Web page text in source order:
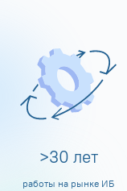
>30 лет
работы на рынке ИБ